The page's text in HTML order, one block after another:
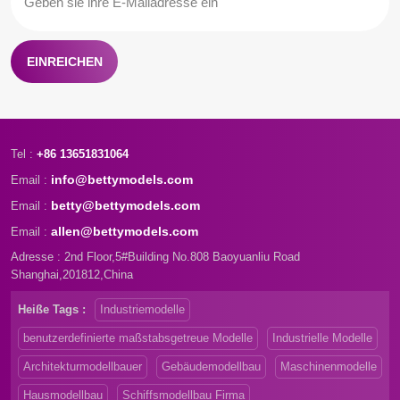
Kunden. Möchten Sie Ihre
Modelle individuell anpassen
und im Marketing erfolgreich
EINREICHEN
Tel : +86 13651831064
Email : info@bettymodels.com
Email : betty@bettymodels.com
Email : allen@bettymodels.com
Adresse : 2nd Floor,5#Building No.808 Baoyuanliu Road
Shanghai,201812,China
Heiße Tags : Industriemodelle
benutzerdefinierte maßstabsgetreue Modelle Industrielle Modelle
Architekturmodellbauer Gebäudemodellbau Maschinenmodelle
Hausmodellbau Schiffsmodellbau Firma